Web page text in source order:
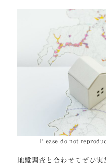
Please do not
地盤調査と合わせてぜひ実